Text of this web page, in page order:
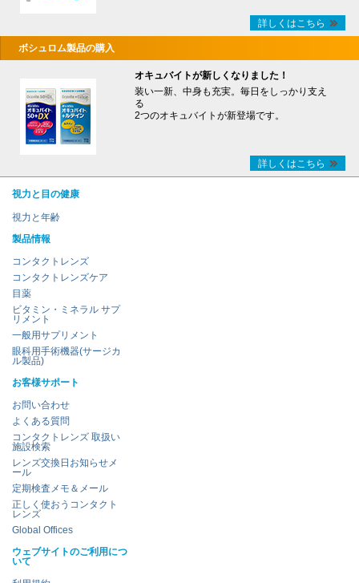
詳しくはこちら
ボシュロム製品の購入
オキュバイトが新しくなりました！
装い一新、中身も充実。毎日をしっかり支え
る
2つのオキュバイトが新登場です。
詳しくはこちら
視力と目の健康
視力と年齢
製品情報
コンタクトレンズ
コンタクトレンズケア
目薬
ビタミン・ミネラル サプ
リメント
一般用サプリメント
眼科用手術機器(サージカ
ル製品)
お客様サポート
お問い合わせ
よくある質問
コンタクトレンズ 取扱い
施設検索
レンズ交換日お知らせメ
ール
定期検査メモ＆メール
正しく使おうコンタクト
レンズ
Global Offices
ウェブサイトのご利用につ
いて